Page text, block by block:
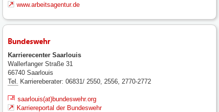
www.arbeitsagentur.de
Bundeswehr
Karrierecenter Saarlouis
Wallerfanger Straße 31
66740 Saarlouis
Tel.
Karriereberater: 06831/ 2550, 2556, 2770-2772
saarlouis(at)bundeswehr.org
Karriereportal der Bundeswehr